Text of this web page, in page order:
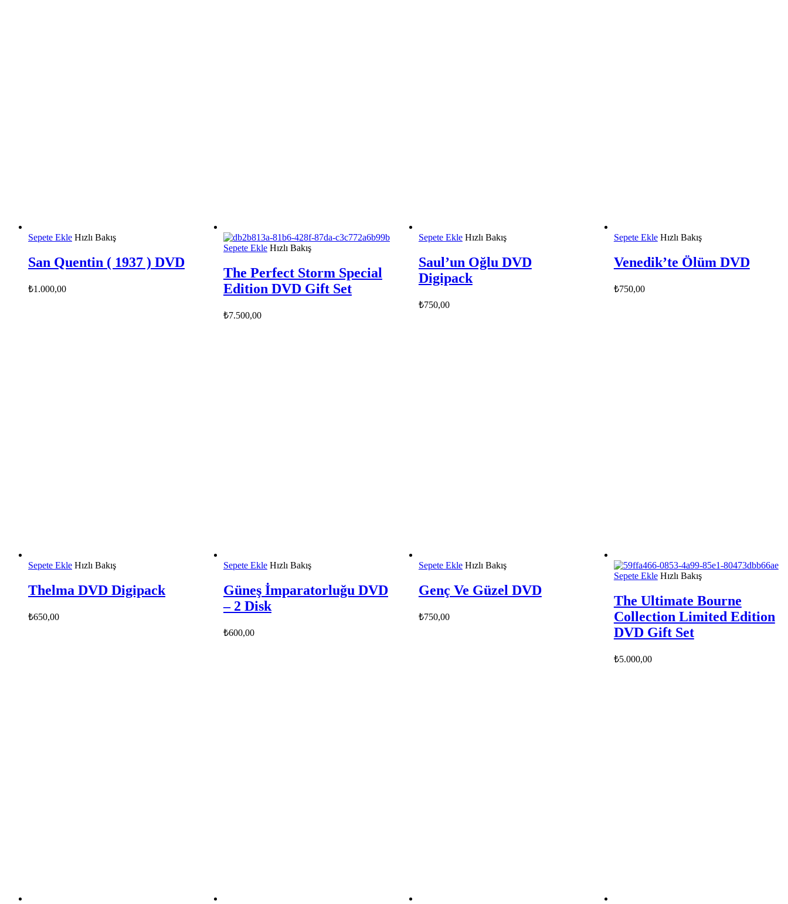
Sepete Ekle Hızlı Bakış
San Quentin ( 1937 ) DVD
₺1.000,00
Sepete Ekle Hızlı Bakış
The Perfect Storm Special
Edition DVD Gift Set
₺7.500,00
Sepete Ekle Hızlı Bakış
Saul’un Oğlu DVD
Digipack
₺750,00
Sepete Ekle Hızlı Bakış
Venedik’te Ölüm DVD
₺750,00
Sepete Ekle Hızlı Bakış
Thelma DVD Digipack
₺650,00
Sepete Ekle Hızlı Bakış
Güneş İmparatorluğu DVD
– 2 Disk
₺600,00
Sepete Ekle Hızlı Bakış
Genç Ve Güzel DVD
₺750,00
Sepete Ekle Hızlı Bakış
The Ultimate Bourne
Collection Limited Edition
DVD Gift Set
₺5.000,00